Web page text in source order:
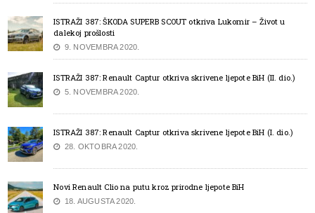
ISTRAŽI 387: ŠKODA SUPERB SCOUT otkriva Lukomir – Život u
dalekoj prošlosti
9. NOVEMBRA 2020.
ISTRAŽI 387: Renault Captur otkriva skrivene ljepote BiH (II. dio.)
5. NOVEMBRA 2020.
ISTRAŽI 387: Renault Captur otkriva skrivene ljepote BiH (I. dio.)
28. OKTOBRA 2020.
Novi Renault Clio na putu kroz prirodne ljepote BiH
18. AUGUSTA 2020.